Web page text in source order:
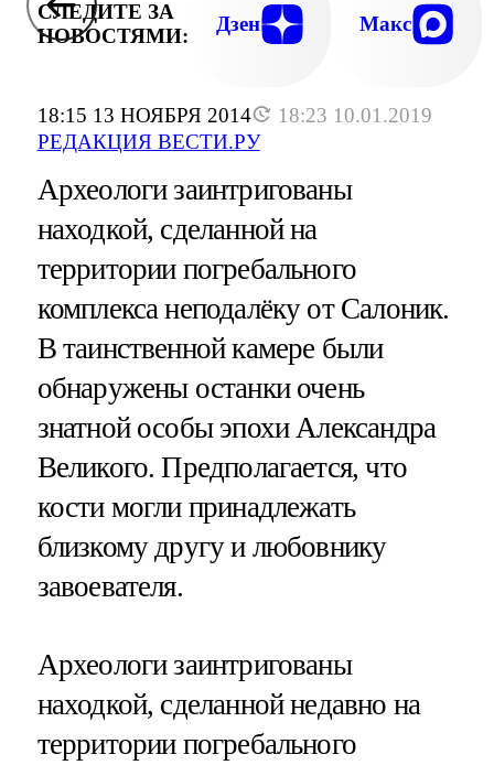
18:15 13 НОЯБРЯ 2014
18:23 10.01.2019
РЕДАКЦИЯ ВЕСТИ.РУ
СЛЕДИТЕ ЗА
НОВОСТЯМИ:
Дзен Макс
Археологи заинтригованы
находкой, сделанной на
территории погребального
комплекса неподалёку от Салоник.
В таинственной камере были
обнаружены останки очень
знатной особы эпохи Александра
Великого. Предполагается, что
кости могли принадлежать
близкому другу и любовнику
завоевателя.
Археологи заинтригованы
находкой, сделанной недавно на
территории погребального